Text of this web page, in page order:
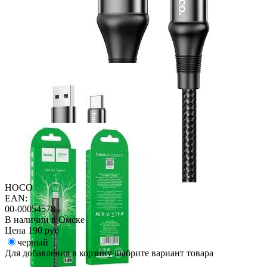
HOCO
EAN:
00-00054578
В наличии в Омске
Цена 190 руб
черный
Для добавления в корзину выбрите вариант товара